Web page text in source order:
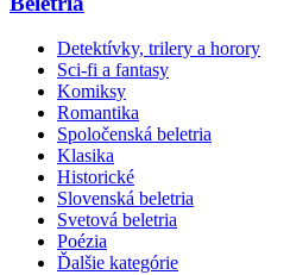
Detektívky, trilery a horory
Sci-fi a fantasy
Komiksy
Romantika
Spoločenská beletria
Klasika
Historické
Slovenská beletria
Svetová beletria
Poézia
Ďalšie kategórie